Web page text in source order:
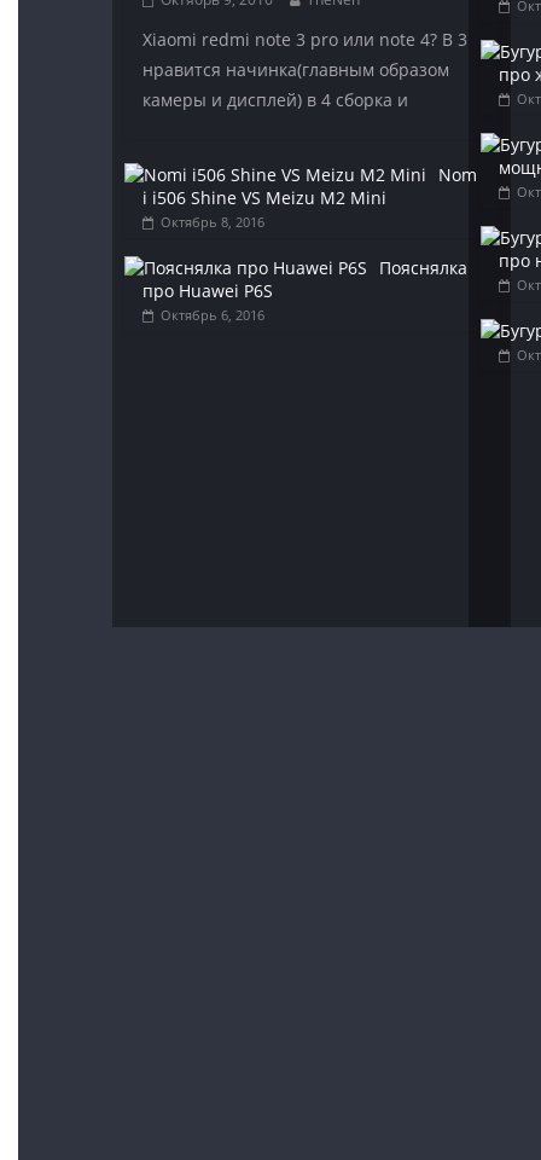
Xiaomi redmi note 3 pro или note 4? В 3
нравится начинка(главным образом
камеры и дисплей) в 4 сборка и
Nom
i i506 Shine VS Meizu M2 Mini
Октябрь 8, 2016
Пояснялка
про Huawei P6S
Октябрь 6, 2016
про
про